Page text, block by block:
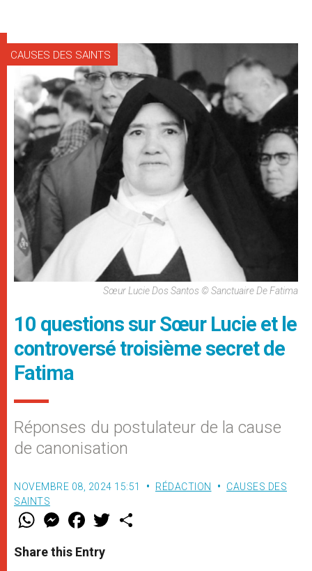
CAUSES DES SAINTS
Sœur Lucie Dos Santos © Sanctuaire De Fatima
10 questions sur Sœur Lucie et le
controversé troisième secret de
Fatima
Réponses du postulateur de la cause
de canonisation
NOVEMBRE 08, 2024 15:51 RÉDACTION
CAUSES DES
SAINTS
W
t
s
M
e
s
e
F
a
e
b
w
Share this Entry